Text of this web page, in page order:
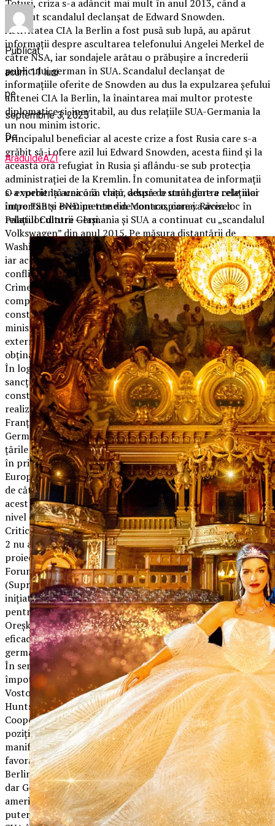
Totuşi, criza s-a adâncit mai mult în anul 2013, când a
început scandalul declanşat de Edward Snowden.
Activitatea CIA la Berlin a fost pusă sub lupă, au apărut
informaţii despre ascultarea telefonului Angelei Merkel de
către NSA, iar sondajele arătau o prăbuşire a încrederii
publicului german în SUA. Scandalul declanşat de
informaţiile oferite de Snowden au dus la expulzarea şefului
antenei CIA la Berlin, la înaintarea mai multor proteste
diplomatice şi, inevitabil, au dus relaţiile SUA-Germania la
un nou minim istoric.
Principalul beneficiar al aceste crize a fost Rusia care s-a
grăbit să-i ofere azil lui Edward Snowden, acesta fiind şi la
această oră refugiat în Rusia şi aflându-se sub protecţia
administraţiei de la Kremlin. În comunitatea de informaţii
s-a vorbit la acea oră chiar despre o strângere a relaţiilor
între FSB şi BND pe teme de contraspionaj. Răcirea
relaţiilor dintre Germania şi SUA a continuat cu „scandalul
Volkswagen” din anul 2015. Pe măsura distanţării de
Washington, Berlinul s-a apropiat tot mai mult de Kremlin,
iar acest lucru a fost foarte evident la începutul
conflictului ruso-ucrainean. După începerea ostilităţilor din
Crimeea şi după impunerea sancţiunilor împotriva Rusiei,
compania germană Rheinmetall a fost acuzată că a
construit o bază ultramodernă de antrenament pentru
ministerul Apărării din Rusia. Izomorfismul dintre politicile
externe ale Germaniei şi Rusiei a continuat, Berlinul
obţinând preţ preferenţial pentru gazul rusesc.
În logica acestor relaţii, în anul 2015, în plin regim
sancţionator împotriva Rusiei, se semnează proiectul de
construcţie al gazoductului North Stream 2. Acesta va fi
realizat de Gazprom împreună cu firme din Germania şi
Franţa. Gazele naturale vor fi transportate din Rusia spre
Germania prin Marea Baltică, ocolind Polonia, Ucraina şi
ţările baltice. Practic, acest proiect transformă Germania
în principalul distribuitor al gazului rusesc în Uniunea
Europeană. North Stream 2 este privit cu multă reticenţă
de către statele Est-europene şi de SUA pentru că prin
acest gazoduct Rusia câştigă mult mai multă influenţă la
nivel european.
Criticile Est-europene şi americane la adresa North Stream
2 nu au împiedicat Germania să susţină în continuare
proiectul. De curând chiar, Rusia şi Germania au semnat la
Forumul Economic Internaţional de la Sankt Petersburg
(Supranumit ”Davosul rus”) o declaraţie comună privind
iniţiativa strategică bilaterală intitulată „Parteneriat
pentru eficienţă”. Documentul semnat de miniştrii Maksim
Oreşkin şi Peter Altmaier, are drept scop îmbunătăţirea
eficacităţii economiei ruse prin intermediul tehnologiilor
germane.
În semn de protest față de procedurile lansate în Rusia
împotriva lui Michael Calvey, cofondator al Fondul Baring
Vostok, ambasadorul Statelor Unite la Moscova Jon
Huntsman a boicotat ediția din 2019 a formului.
Cooperarea ruso-germană se vede şi în ceea ce priveşte
poziţionare internaţională a celor două state. Ambele
manifestă deschidere către investiţiile chineze şi sunt
favorabile păstrării unui acord cu Iranul. Relaţiile dintre
Berlin şi Moscova nu sunt tot timpul roz, există divergenţe,
dar Germania este conştientă că implicare prea mare a
americanilor în treburile Europei îi ştirbeşte din prestigiu şi
putere. Pe de altă parte, nici Rusia nu vrea creşterea puterii
Publicat
acum 11 luni
pe
septembrie 3, 2025
De
AraduldeAZI
Oexperiență unică în viață, adusă de unul dintre cele mai
importante evenimente din Monaco, care va avea loc în
Palatul Culturii – Iași.